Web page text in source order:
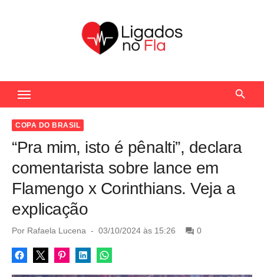
c
COPA DO BRASIL
“Pra mim, isto é pênalti”, declara
comentarista sobre lance em
Flamengo x Corinthians. Veja a
explicação
Por Rafaela Lucena
P
s
t
03/10/2024 às 15:26 0